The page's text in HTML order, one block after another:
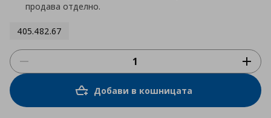
продава отделно.
405.482.67
Добави в кошницата